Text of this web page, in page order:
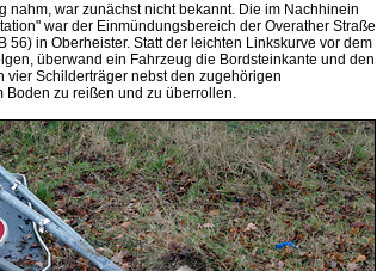
nahm, war zunächst nicht bekannt. Die im Nachhinein
war der Einmündungsbereich der Overather Straße
56) in Oberheister. Statt der leichten Linkskurve vor dem
überwand ein Fahrzeug die Bordsteinkante und den
vier Schilderträger nebst den zugehörigen
Boden zu reißen und zu überrollen.